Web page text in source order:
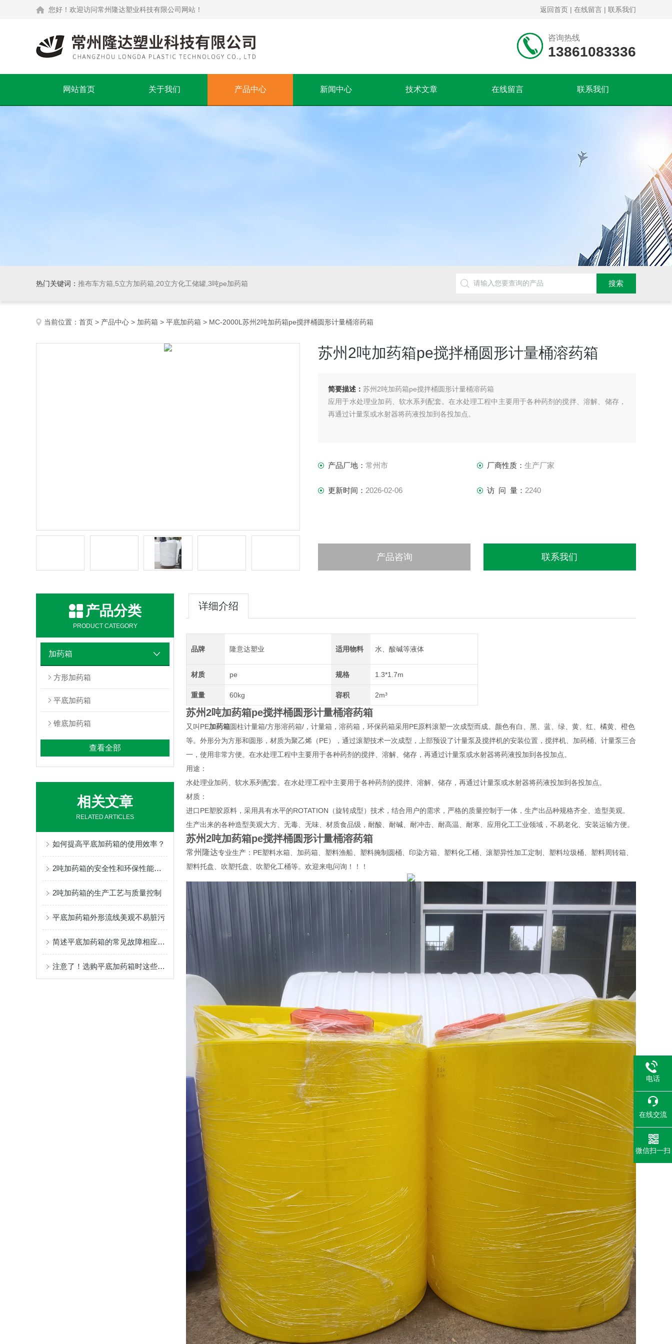
您好！欢迎访问常州隆达塑业科技有限公司网站！ 返回首页 | 在线留言 | 联系我们
咨询热线
13861083336
网站首页 关于我们 产品中心 新闻中心 技术文章 在线留言 联系我们
热门关键词： 推布车方箱,5立方加药箱,20立方化工储罐,3吨pe加药箱
当前位置： 首页 > 产品中心 > 加药箱 > 平底加药箱 > MC-2000L苏州2吨加药箱pe搅拌桶圆形计量桶溶药箱
苏州2吨加药箱pe搅拌桶圆形计量桶溶药箱
简要描述： 苏州2吨加药箱pe搅拌桶圆形计量桶溶药箱
应用于水处理业加药、软水系列配套。在水处理工程中主要用于各种药剂的搅拌、溶解、储存，
再通过计量泵或水射器将药液投加到各投加点。
产品厂地： 常州市 厂商性质： 生产厂家
更新时间： 2026-02-06 访 问 量： 2240
产品咨询 联系我们
产品分类
PRODUCT CATEGORY
加药箱
方形加药箱
平底加药箱
锥底加药箱
查看全部
相关文章
RELATED ARTICLES
如何提高平底加药箱的使用效率？
2吨加药箱的安全性和环保性能如何？
2吨加药箱的生产工艺与质量控制
平底加药箱外形流线美观不易脏污
简述平底加药箱的常见故障相应解决方法
注意了！选购平底加药箱时这些关键因素要多多考虑
详细介绍
品牌 隆意达塑业 适用物料 水、酸碱等液体
材质 pe 规格 1.3*1.7m
重量 60kg 容积 2m³
苏州2吨加药箱pe搅拌桶圆形计量桶溶药箱
又叫PE加药箱圆柱计量箱/方形溶药箱/，计量箱，溶药箱，环保药箱采用PE原料滚塑一次成型而成。颜色有白、黑、蓝、绿、黄、红、橘黄、橙色
等。外形分为方形和圆形，材质为聚乙烯（PE），通过滚塑技术一次成型，上部预设了计量泵及搅拌机的安装位置，搅拌机、加药桶、计量泵三合
一，使用非常方便。在水处理工程中主要用于各种药剂的搅拌、溶解、储存，再通过计量泵或水射器将药液投加到各投加点。
用途：
水处理业加药、软水系列配套。在水处理工程中主要用于各种药剂的搅拌、溶解、储存，再通过计量泵或水射器将药液投加到各投加点。
材质：
进口PE塑胶原料，采用具有水平的ROTATION（旋转成型）技术，结合用户的需求，严格的质量控制于一体，生产出品种规格齐全、造型美观。
生产出来的各种造型美观大方、无毒、无味、材质食品级，耐酸、耐碱、耐冲击、耐高温、耐寒、应用化工工业领域，不易老化、安装运输方便。
苏州2吨加药箱pe搅拌桶圆形计量桶溶药箱
常州隆达专业生产：PE塑料水箱、加药箱、塑料渔船、塑料腌制圆桶、印染方箱、塑料化工桶、滚塑异性加工定制、塑料垃圾桶、塑料周转箱、
塑料托盘、吹塑托盘、吹塑化工桶等。欢迎来电问询！！！
电话
在线交流
微信扫一扫